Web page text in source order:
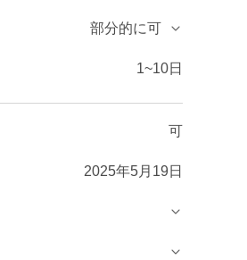
部分的に可
1~10日
可
2025年5月19日